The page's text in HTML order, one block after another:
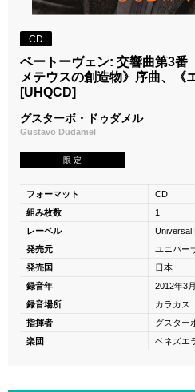
CD
ベートーヴェン: 交響曲第3番
メテウスの創造物》序曲、《
[UHQCD]
グスターボ・ドゥダメル
Gustavo Dudamel
限 定
フォーマット
CD
組み枚数
1
レーベル
Universal
発売元
ユニバー
発売国
日本
録音年
2012年3月
録音場所
カラカス
指揮者
グスター
楽団
ベネズエ